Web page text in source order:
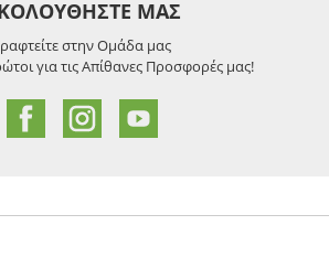
ΜΑΣ
στην Ομάδα μας
για τις Απίθανες Προσφορές μας!